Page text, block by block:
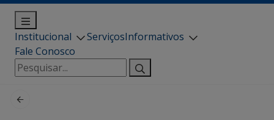
Institucional ServiçosInformativos
Fale Conosco
Pesquisar
por: